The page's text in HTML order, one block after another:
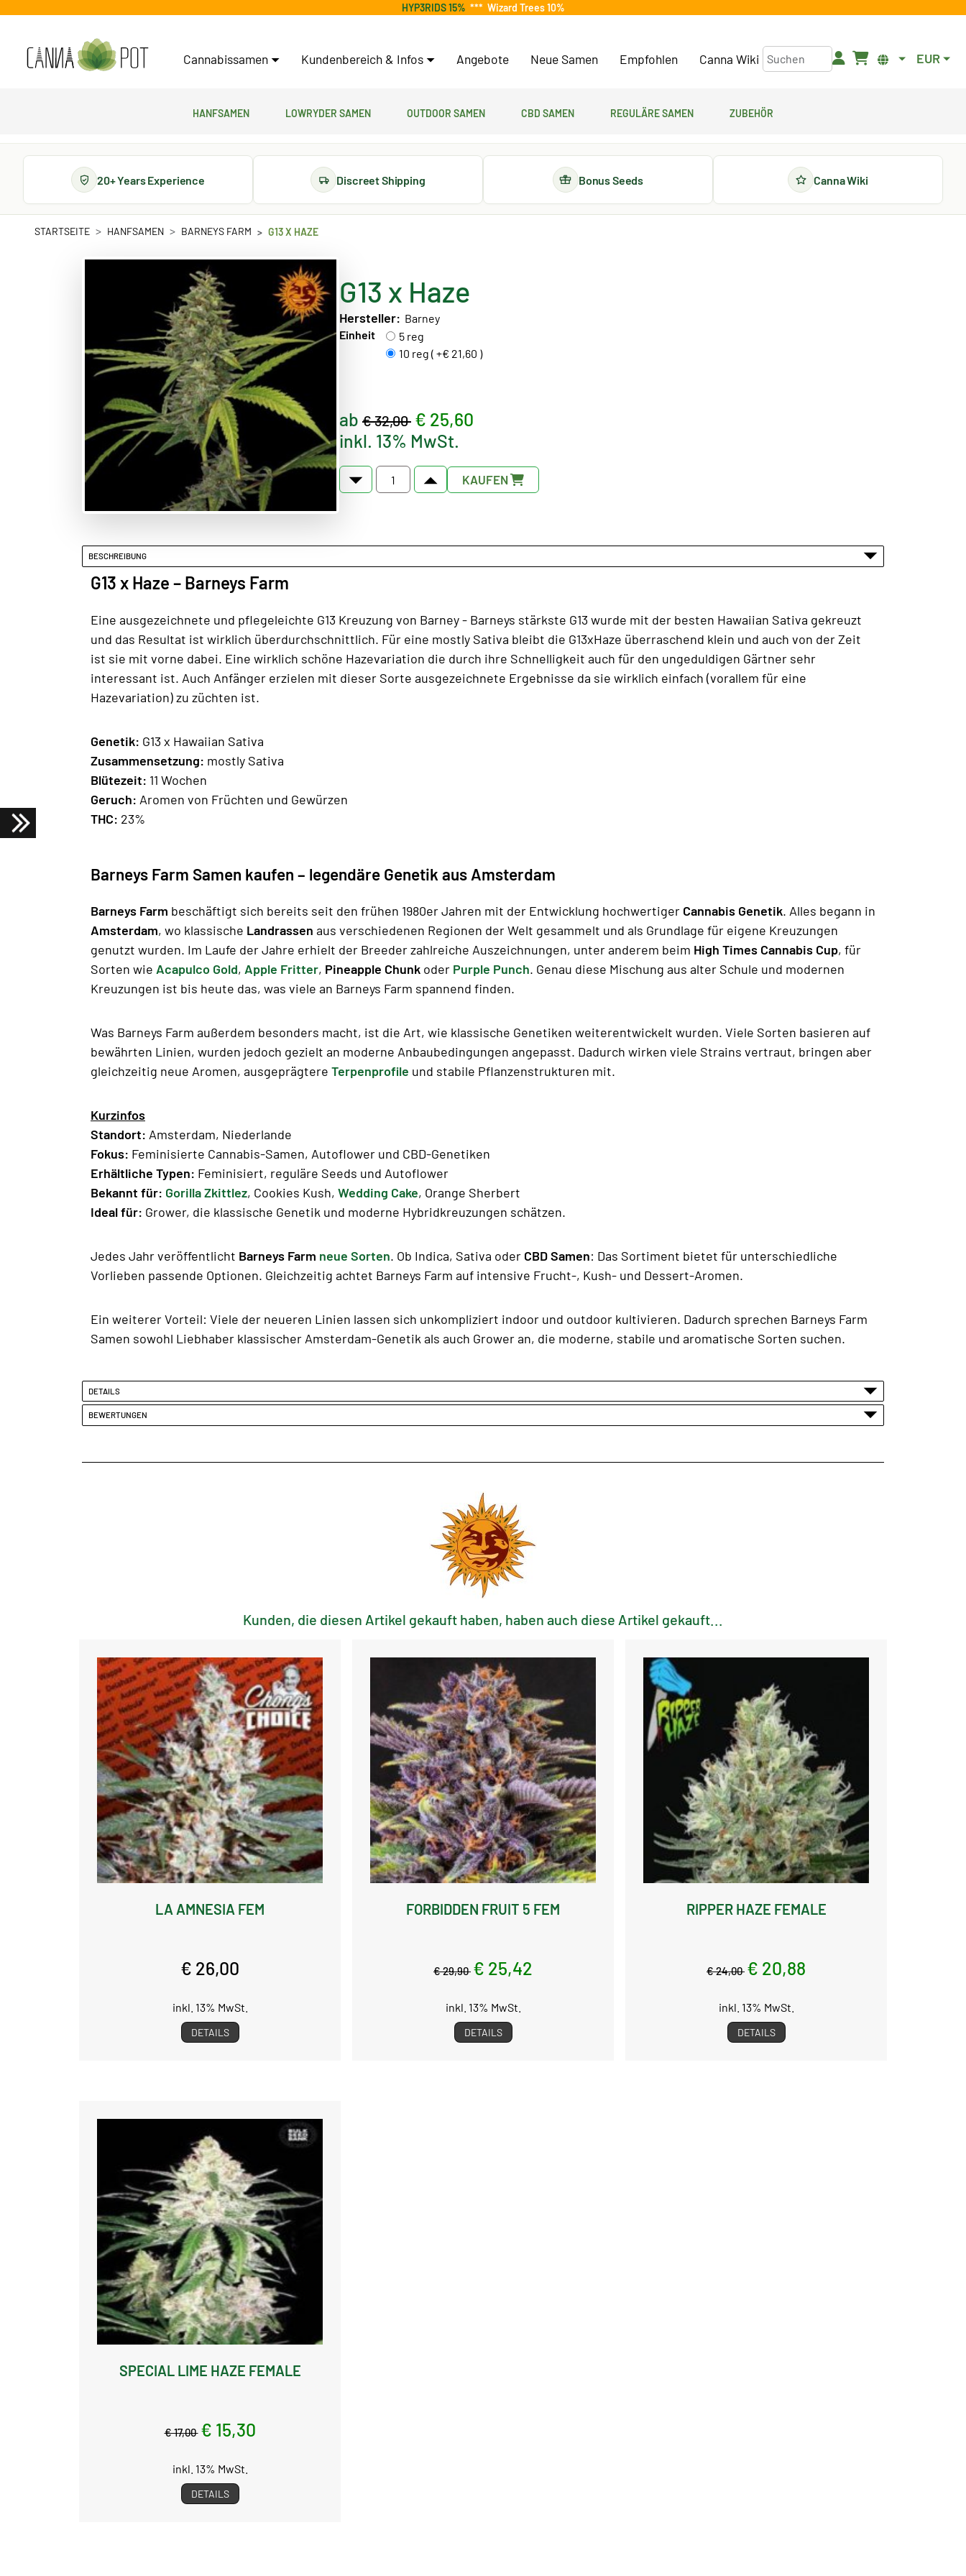
HYP3RIDS 15% *** Wizard Trees 10%
Cannabissamen Kundenbereich & Infos Angebote Neue Samen Empfohlen Canna Wiki EUR
Hanfsamen Lowryder Samen Outdoor Samen CBD Samen Reguläre Samen Zubehör
20+ Years Experience Discreet Shipping Bonus Seeds Canna Wiki
STARTSEITE HANFSAMEN BARNEYS FARM G13 X HAZE
G13 x Haze
Hersteller: Barney
Einheit
5 reg
10 reg ( +€ 21,60 )
ab € 32,00 € 25,60
inkl. 13% MwSt.
KAUFEN
BESCHREIBUNG
G13 x Haze – Barneys Farm
Eine ausgezeichnete und pflegeleichte G13 Kreuzung von Barney - Barneys stärkste G13 wurde mit der besten Hawaiian Sativa gekreuzt
und das Resultat ist wirklich überdurchschnittlich. Für eine mostly Sativa bleibt die G13xHaze überraschend klein und auch von der Zeit
ist sie mit vorne dabei. Eine wirklich schöne Hazevariation die durch ihre Schnelligkeit auch für den ungeduldigen Gärtner sehr
interessant ist. Auch Anfänger erzielen mit dieser Sorte ausgezeichnete Ergebnisse da sie wirklich einfach (vorallem für eine
Hazevariation) zu züchten ist.
Genetik: G13 x Hawaiian Sativa
Zusammensetzung: mostly Sativa
Blütezeit: 11 Wochen
Geruch: Aromen von Früchten und Gewürzen
THC: 23%
Barneys Farm Samen kaufen – legendäre Genetik aus Amsterdam
Barneys Farm beschäftigt sich bereits seit den frühen 1980er Jahren mit der Entwicklung hochwertiger Cannabis Genetik. Alles begann in
Amsterdam, wo klassische Landrassen aus verschiedenen Regionen der Welt gesammelt und als Grundlage für eigene Kreuzungen
genutzt wurden. Im Laufe der Jahre erhielt der Breeder zahlreiche Auszeichnungen, unter anderem beim High Times Cannabis Cup, für
Sorten wie Acapulco Gold, Apple Fritter, Pineapple Chunk oder Purple Punch. Genau diese Mischung aus alter Schule und modernen
Kreuzungen ist bis heute das, was viele an Barneys Farm spannend finden.
Was Barneys Farm außerdem besonders macht, ist die Art, wie klassische Genetiken weiterentwickelt wurden. Viele Sorten basieren auf
bewährten Linien, wurden jedoch gezielt an moderne Anbaubedingungen angepasst. Dadurch wirken viele Strains vertraut, bringen aber
gleichzeitig neue Aromen, ausgeprägtere Terpenprofile und stabile Pflanzenstrukturen mit.
Kurzinfos
Standort: Amsterdam, Niederlande
Fokus: Feminisierte Cannabis-Samen, Autoflower und CBD-Genetiken
Erhältliche Typen: Feminisiert, reguläre Seeds und Autoflower
Bekannt für: Gorilla Zkittlez, Cookies Kush, Wedding Cake, Orange Sherbert
Ideal für: Grower, die klassische Genetik und moderne Hybridkreuzungen schätzen.
Jedes Jahr veröffentlicht Barneys Farm neue Sorten. Ob Indica, Sativa oder CBD Samen: Das Sortiment bietet für unterschiedliche
Vorlieben passende Optionen. Gleichzeitig achtet Barneys Farm auf intensive Frucht-, Kush- und Dessert-Aromen.
Ein weiterer Vorteil: Viele der neueren Linien lassen sich unkompliziert indoor und outdoor kultivieren. Dadurch sprechen Barneys Farm
Samen sowohl Liebhaber klassischer Amsterdam-Genetik als auch Grower an, die moderne, stabile und aromatische Sorten suchen.
DETAILS
BEWERTUNGEN
Kunden, die diesen Artikel gekauft haben, haben auch diese Artikel gekauft...
LA AMNESIA FEM
€ 26,00
inkl. 13% MwSt.
DETAILS
FORBIDDEN FRUIT 5 FEM
€ 29,90 € 25,42
inkl. 13% MwSt.
DETAILS
RIPPER HAZE FEMALE
€ 24,00 € 20,88
inkl. 13% MwSt.
DETAILS
SPECIAL LIME HAZE FEMALE
€ 17,00 € 15,30
inkl. 13% MwSt.
DETAILS